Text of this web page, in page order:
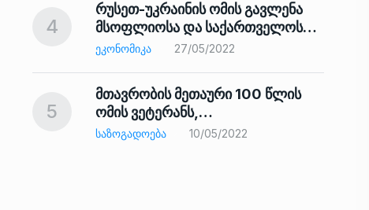
4
რუსეთ-უკრაინის ომის გავლენა
მსოფლიოსა და საქართველოს…
ᲔᲙᲝᲜᲝᲛᲘᲙᲐ 27/05/2022
5
მთავრობის მეთაური 100 წლის
ომის ვეტერანს,…
ᲡᲐᲖᲝᲒᲐᲓᲝᲔᲑᲐ 10/05/2022